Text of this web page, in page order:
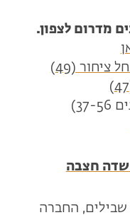
מדרום לצפון.
ציחור (49)
56)
שדה חצבה
שבילים, החברה